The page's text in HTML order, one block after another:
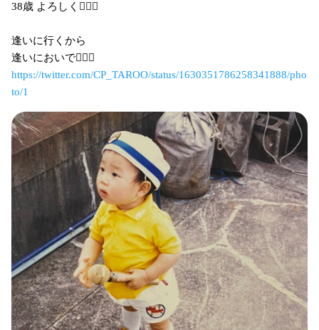
38歳 よろしく👍🏻✨
逢いに行くから
逢いにおいで👍🏻✨
https://twitter.com/CP_TAROO/status/1630351786258341888/pho
to/1